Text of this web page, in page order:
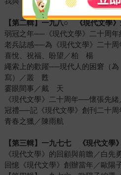
【第二輯】一九八○《現代文學》
弱冠之年──《現代文學》二十周年
老兵誌感──為《現代文學》二十周
喜悅、祝福、盼望／柏 楊
繩索上的歡躍──現代人的困窘（
寫）／叢 甦
霎眼間事／戴 天
《現代文學》二十周年──懷張先緒
冠禮──記《現代文學》創刊二十
青春之獵／陳雨航
【第三輯】一九七七 《現代文學
《現代文學》的回顧與前瞻／白先
回憶《現代文學》創辦當年／歐陽